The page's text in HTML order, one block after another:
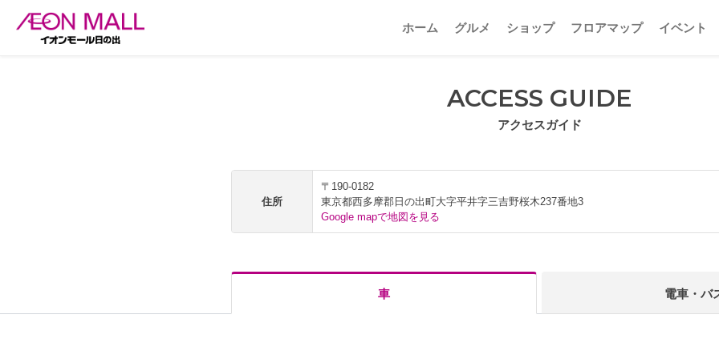
ホーム グルメ ショップ フロアマップ イベント
ACCESS GUIDE
アクセスガイド
住所
〒190-0182
東京都西多摩郡日の出町大字平井字三吉野桜木237番地3
Google mapで地図を見る
車 電車・バ